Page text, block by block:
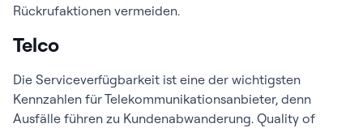
Rückrufaktionen vermeiden.
Telco
Die Serviceverfügbarkeit ist eine der wichtigsten
Kennzahlen für Telekommunikationsanbieter, denn
Ausfälle führen zu Kundenabwanderung. Quality of